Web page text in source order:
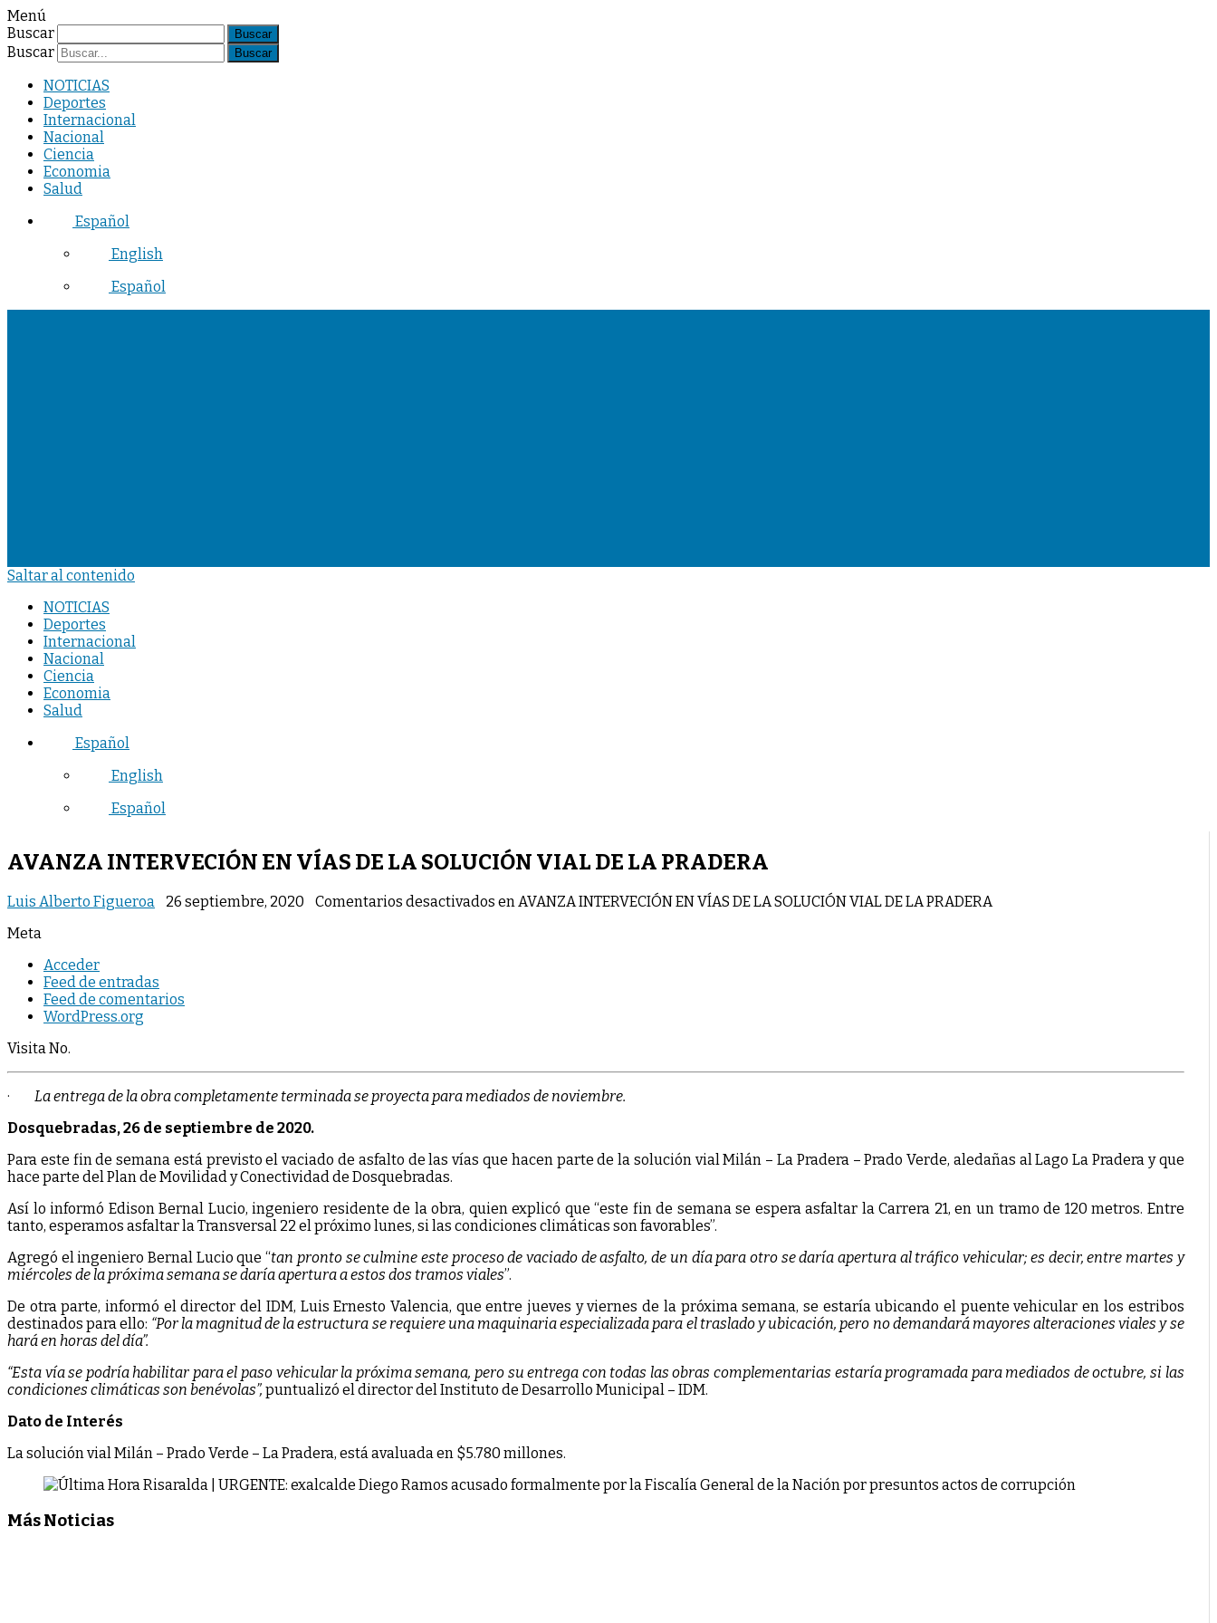
Menú
Buscar
Buscar
NOTICIAS
Deportes
Internacional
Nacional
Ciencia
Economia
Salud
Español
English
Español
Saltar al contenido
NOTICIAS
Deportes
Internacional
Nacional
Ciencia
Economia
Salud
Español
English
Español
AVANZA INTERVECIÓN EN VÍAS DE LA SOLUCIÓN VIAL DE LA PRADERA
Luis Alberto Figueroa 26 septiembre, 2020 Comentarios desactivados en AVANZA INTERVECIÓN EN VÍAS DE LA SOLUCIÓN VIAL DE LA PRADERA
Meta
Acceder
Feed de entradas
Feed de comentarios
WordPress.org
Visita No.
· La entrega de la obra completamente terminada se proyecta para mediados de noviembre.
Dosquebradas, 26 de septiembre de 2020.
Para este fin de semana está previsto el vaciado de asfalto de las vías que hacen parte de la solución vial Milán – La Pradera – Prado Verde, aledañas al Lago La Pradera y que
hace parte del Plan de Movilidad y Conectividad de Dosquebradas.
Así lo informó Edison Bernal Lucio, ingeniero residente de la obra, quien explicó que “este fin de semana se espera asfaltar la Carrera 21, en un tramo de 120 metros. Entre
tanto, esperamos asfaltar la Transversal 22 el próximo lunes, si las condiciones climáticas son favorables”.
Agregó el ingeniero Bernal Lucio que “tan pronto se culmine este proceso de vaciado de asfalto, de un día para otro se daría apertura al tráfico vehicular; es decir, entre martes y
miércoles de la próxima semana se daría apertura a estos dos tramos viales”.
De otra parte, informó el director del IDM, Luis Ernesto Valencia, que entre jueves y viernes de la próxima semana, se estaría ubicando el puente vehicular en los estribos
destinados para ello: “Por la magnitud de la estructura se requiere una maquinaria especializada para el traslado y ubicación, pero no demandará mayores alteraciones viales y se
hará en horas del día”.
“Esta vía se podría habilitar para el paso vehicular la próxima semana, pero su entrega con todas las obras complementarias estaría programada para mediados de octubre, si las
condiciones climáticas son benévolas”, puntualizó el director del Instituto de Desarrollo Municipal – IDM.
Dato de Interés
La solución vial Milán – Prado Verde – La Pradera, está avaluada en $5.780 millones.
Más Noticias